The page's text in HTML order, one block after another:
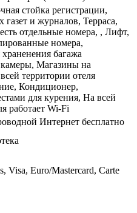
стойка регистрации,
газет и журналов, Терраса,
отдельные номера, , Лифт,
номера,
багажа
Магазины на
территории отеля
Кондиционер,
для курения, На всей
работает Wi-Fi
Интернет бесплатно
Visa, Euro/Mastercard, Carte